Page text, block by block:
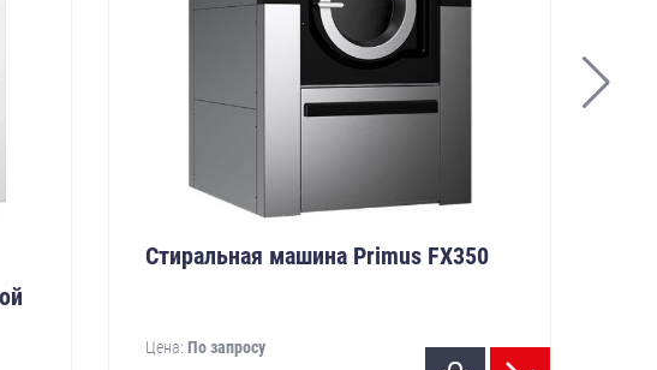
Стиральная машина Primus FX350
Цена: По запросу